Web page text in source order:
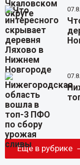
Еще в рубрике